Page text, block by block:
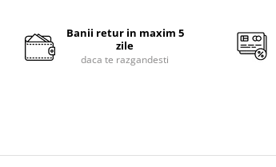
Banii retur in maxim 5
zile
daca te razgandesti